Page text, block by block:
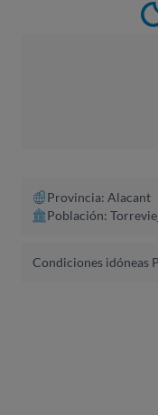
Provincia: Alacant​
Población:
Condiciones idóneas